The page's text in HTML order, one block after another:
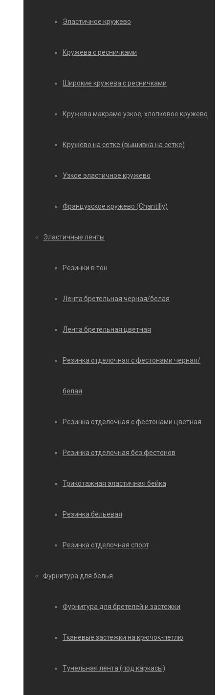
Эластичное кружево
Кружева с ресничками
Широкие кружева с ресничками
Кружева макраме узкое, хлопковое кружево
Кружево на сетке (вышивка на сетке)
Узкое эластичное кружево
Французское кружево (Chantilly)
Эластичные ленты
Резинки в тон
Лента бретельная черная/белая
Лента бретельная цветная
Резинка отделочная с фестонами черная/
белая
Резинка отделочная с фестонами цветная
Резинка отделочная без фестонов
Трикотажная эластичная бейка
Резинка бельевая
Резинка отделочная спорт
Фурнитура для белья
Фурнитура для бретелей и застежки
Тканевые застежки на крючок-петлю
Тунельная лента (под каркасы)